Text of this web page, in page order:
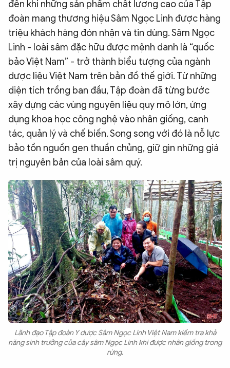
đến khi những sản phẩm chất lượng cao của Tập
đoàn mang thương hiệu Sâm Ngọc Linh được hàng
triệu khách hàng đón nhận và tin dùng. Sâm Ngọc
Linh - loài sâm đặc hữu được mệnh danh là “quốc
bảo Việt Nam” - trở thành biểu tượng của ngành
dược liệu Việt Nam trên bản đồ thế giới. Từ những
diện tích trồng ban đầu, Tập đoàn đã từng bước
xây dựng các vùng nguyên liệu quy mô lớn, ứng
dụng khoa học công nghệ vào nhân giống, canh
tác, quản lý và chế biến. Song song với đó là nỗ lực
bảo tồn nguồn gen thuần chủng, giữ gìn những giá
trị nguyên bản của loài sâm quý.
Lãnh đạo Tập đoàn Y dược Sâm Ngọc Linh Việt Nam kiểm tra khả
năng sinh trưởng của cây sâm Ngọc Linh khi được nhân giống trong
rừng.